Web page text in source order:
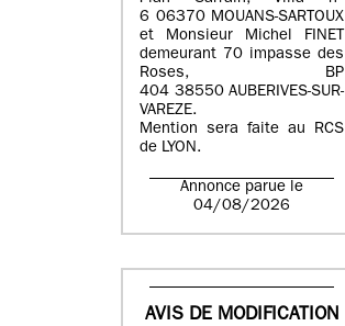
6 06370 MOUANS-SARTOUX
et Monsieur Michel FINET
demeurant 70 impasse des
Roses, BP
404 38550 AUBERIVES-SUR-
VAREZE.
Mention sera faite au RCS
de LYON.
Annonce parue le
04/08/2026
AVIS DE MODIFICATION